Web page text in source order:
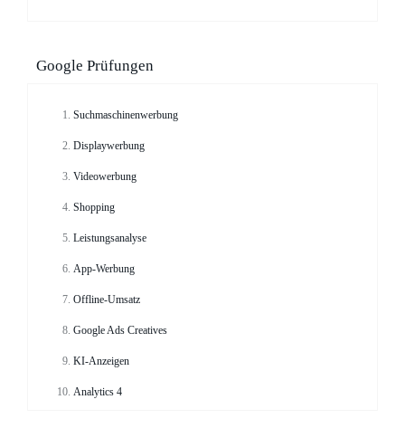
Google Prüfungen
Suchmaschinenwerbung
Displaywerbung
Videowerbung
Shopping
Leistungsanalyse
App-Werbung
Offline-Umsatz
Google Ads Creatives
KI-Anzeigen
Analytics 4